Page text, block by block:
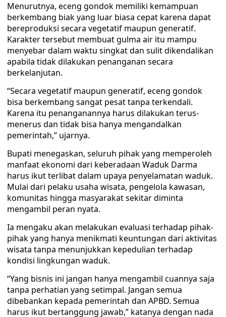
Menurutnya, eceng gondok memiliki kemampuan
berkembang biak yang luar biasa cepat karena dapat
bereproduksi secara vegetatif maupun generatif.
Karakter tersebut membuat gulma air itu mampu
menyebar dalam waktu singkat dan sulit dikendalikan
apabila tidak dilakukan penanganan secara
berkelanjutan.
“Secara vegetatif maupun generatif, eceng gondok
bisa berkembang sangat pesat tanpa terkendali.
Karena itu penanganannya harus dilakukan terus-
menerus dan tidak bisa hanya mengandalkan
pemerintah,” ujarnya.
Bupati menegaskan, seluruh pihak yang memperoleh
manfaat ekonomi dari keberadaan Waduk Darma
harus ikut terlibat dalam upaya penyelamatan waduk.
Mulai dari pelaku usaha wisata, pengelola kawasan,
komunitas hingga masyarakat sekitar diminta
mengambil peran nyata.
Ia mengaku akan melakukan evaluasi terhadap pihak-
pihak yang hanya menikmati keuntungan dari aktivitas
wisata tanpa menunjukkan kepedulian terhadap
kondisi lingkungan waduk.
“Yang bisnis ini jangan hanya mengambil cuannya saja
tanpa perhatian yang setimpal. Jangan semua
dibebankan kepada pemerintah dan APBD. Semua
harus ikut bertanggung jawab,” katanya dengan nada